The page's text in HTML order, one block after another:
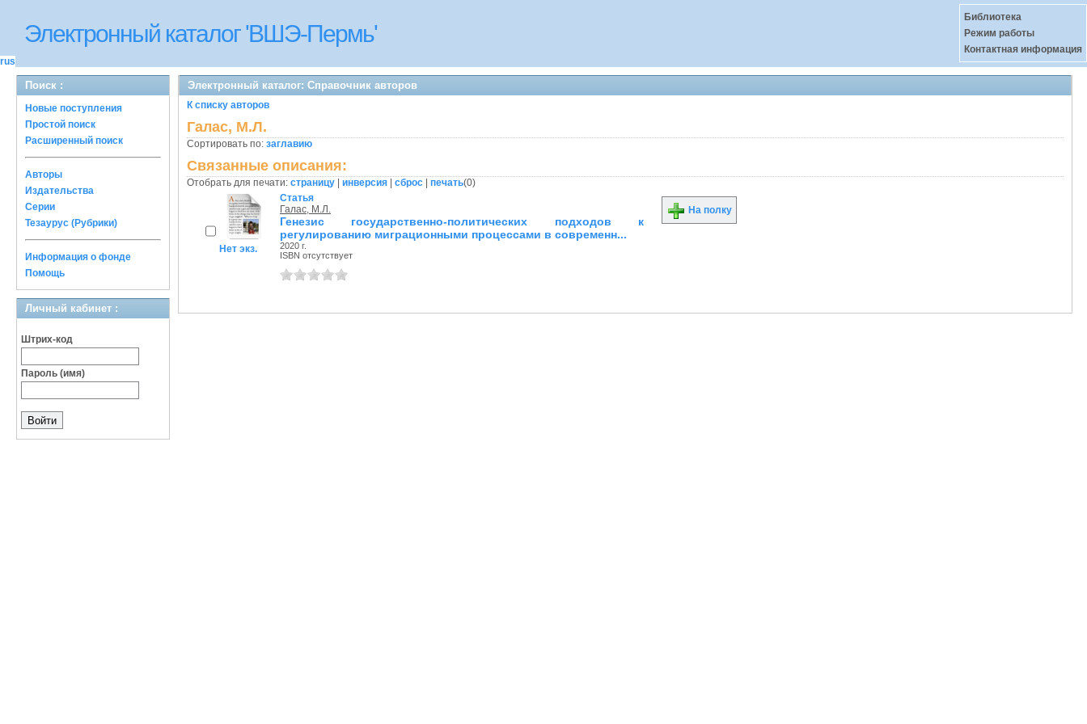
Электронный каталог 'ВШЭ-Пермь'
rus
Библиотека
Режим работы
Контактная информация
Поиск :
Новые поступления
Простой поиск
Расширенный поиск
Авторы
Издательства
Серии
Тезаурус (Рубрики)
Информация о фонде
Помощь
Личный кабинет :
Штрих-код
Пароль (имя)
Электронный каталог: Справочник авторов
К списку авторов
Галас, М.Л.
Сортировать по: заглавию
Связанные описания:
Отобрать для печати: страницу инверсия сброс печать(0)
Нет экз.
Статья
Галас, М.Л.
Генезис государственно-политических подходов к
регулированию миграционными процессами в современн...
2020 г.
ISBN отсутствует
На полку